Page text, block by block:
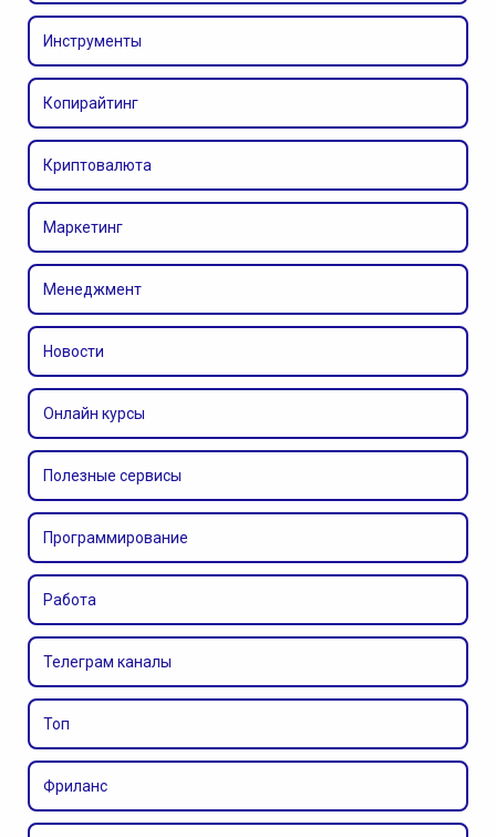
Инструменты
Копирайтинг
Криптовалюта
Маркетинг
Менеджмент
Новости
Онлайн курсы
Полезные сервисы
Программирование
Работа
Телеграм каналы
Топ
Фриланс